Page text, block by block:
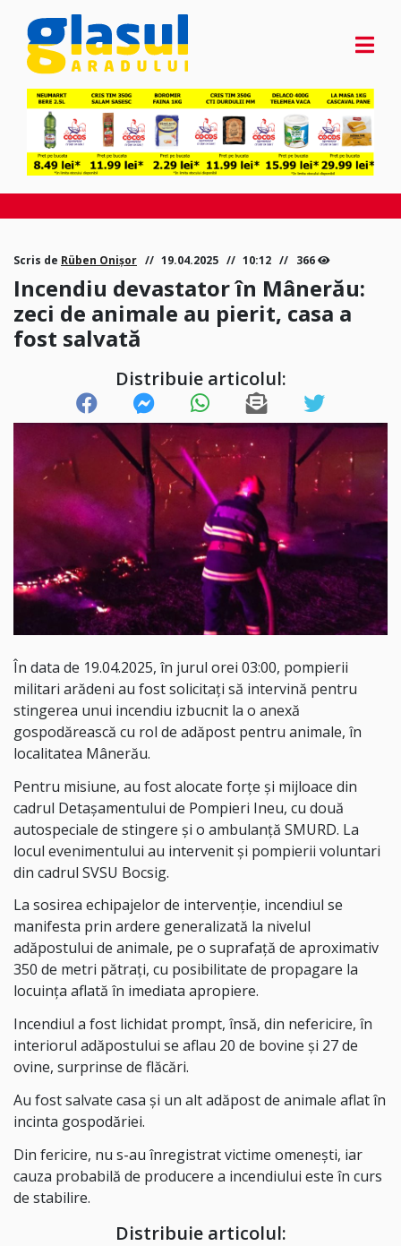
Scris de Rüben Onișor 19.04.2025 10:12 366
Incendiu devastator în Mânerău:
zeci de animale au pierit, casa a
fost salvată
Distribuie articolul:
În data de 19.04.2025, în jurul orei 03:00, pompierii
militari arădeni au fost solicitați să intervină pentru
stingerea unui incendiu izbucnit la o anexă
gospodărească cu rol de adăpost pentru animale, în
localitatea Mânerău.
Pentru misiune, au fost alocate forțe și mijloace din
cadrul Detașamentului de Pompieri Ineu, cu două
autospeciale de stingere și o ambulanță SMURD. La
locul evenimentului au intervenit și pompierii voluntari
din cadrul SVSU Bocsig.
La sosirea echipajelor de intervenție, incendiul se
manifesta prin ardere generalizată la nivelul
adăpostului de animale, pe o suprafață de aproximativ
350 de metri pătrați, cu posibilitate de propagare la
locuința aflată în imediata apropiere.
Incendiul a fost lichidat prompt, însă, din nefericire, în
interiorul adăpostului se aflau 20 de bovine și 27 de
ovine, surprinse de flăcări.
Au fost salvate casa și un alt adăpost de animale aflat în
incinta gospodăriei.
Din fericire, nu s-au înregistrat victime omenești, iar
cauza probabilă de producere a incendiului este în curs
de stabilire.
Distribuie articolul: